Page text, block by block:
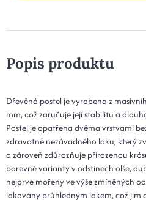
Popis produktu
Dřevěná postel je vyrobena z
mm, což zaručuje její stabilitu a
Postel je opatřena dvěma vrstvami
zdravotně nezávadného laku, který
a zároveň zdůrazňuje přirozenou
barevné varianty v odstínech olše,
nejprve mořeny ve výše zmíněných
lakovány průhledným lakem, což jim